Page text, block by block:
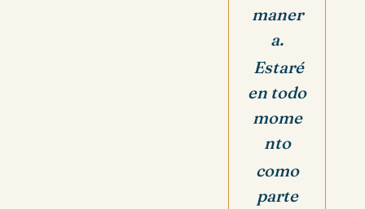
maner
a.
Estaré
en todo
mome
nto
como
parte